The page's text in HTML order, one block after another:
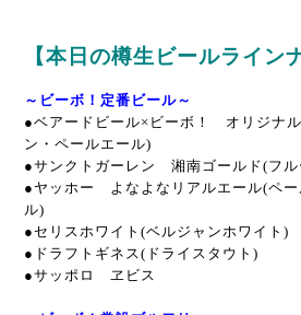
【本日の樽生ビールライン
～ビーボ！定番ビール～
●ベアードビール×ビーボ！ オリジナル
ン・ペールエール)
●サンクトガーレン 湘南ゴールド(フル
●ヤッホー よなよなリアルエール(ペー
ル)
●セリスホワイト(ベルジャンホワイト)
●ドラフトギネス(ドライスタウト)
●サッポロ ヱビス